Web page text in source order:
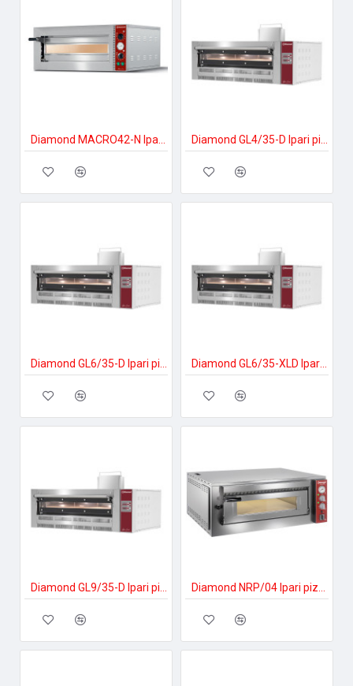
Diamond GL6/35-XLD Ipari pizzakészítés